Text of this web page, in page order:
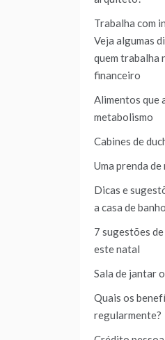
Trabalha com
Veja algumas
quem trabalha
financeiro
Alimentos que
metabolismo
Cabines de
Uma prenda
Dicas e
a casa de banho
7 sugestões
este natal
Sala de jantar
Quais os
regularmente?